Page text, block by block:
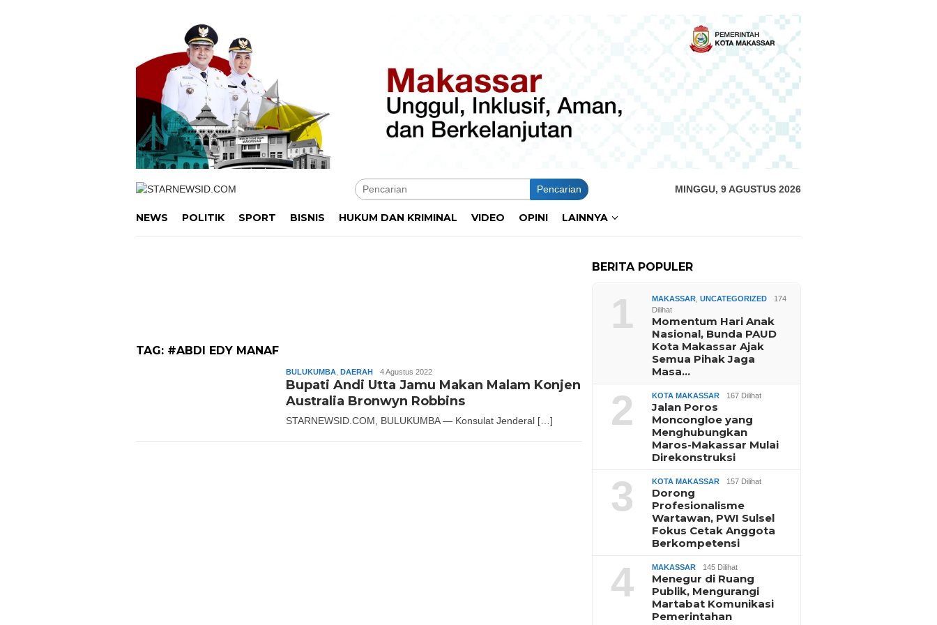
Pencarian MINGGU, 9 AGUSTUS 2026
NEWS POLITIK SPORT BISNIS HUKUM DAN KRIMINAL VIDEO OPINI LAINNYA
TAG: #ABDI EDY MANAF
BULUKUMBA DAERAH Slamet
Riady
4 Agustus 2022
Bupati Andi Utta Jamu Makan Malam Konjen
Australia Bronwyn Robbins
STARNEWSID.COM, BULUKUMBA — Konsulat Jenderal […]
BERITA POPULER
1 MAKASSAR ,UNCATEGORIZED
174
Dilihat
Momentum Hari Anak
Nasional, Bunda PAUD
Kota Makassar Ajak
Semua Pihak Jaga
Masa…
2 KOTA MAKASSAR 167 Dilihat
Jalan Poros
Moncongloe yang
Menghubungkan
Maros-Makassar Mulai
Direkonstruksi
3 KOTA MAKASSAR 157 Dilihat
Dorong
Profesionalisme
Wartawan, PWI Sulsel
Fokus Cetak Anggota
Berkompetensi
4 MAKASSAR 145 Dilihat
Menegur di Ruang
Publik, Mengurangi
Martabat Komunikasi
Pemerintahan